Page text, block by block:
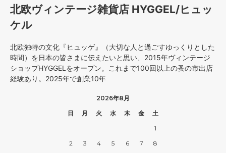
北欧ヴィンテージ雑貨店 HYGGEL/ヒュッ
ケル
北欧独特の文化『ヒュッゲ』（大切な人と過ごすゆっくりとした
時間）を日本の皆さまに伝えたいと思い、2015年ヴィンテージ
ショップHYGGELをオープン。これまで100回以上の蚤の市出店
経験あり。2025年で創業10年
2026年8月
日
月 火 水 木 金
土
1
2
3 4 5 6 7
8